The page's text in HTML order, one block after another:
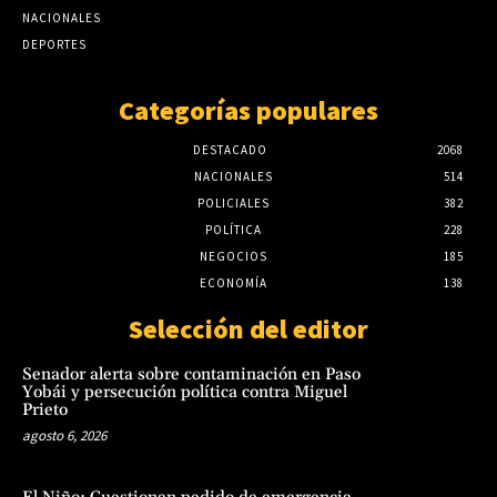
NACIONALES
DEPORTES
Categorías populares
DESTACADO
2068
NACIONALES
514
POLICIALES
382
POLÍTICA
228
NEGOCIOS
185
ECONOMÍA
138
Selección del editor
Senador alerta sobre contaminación en Paso
Yobái y persecución política contra Miguel
Prieto
agosto 6, 2026